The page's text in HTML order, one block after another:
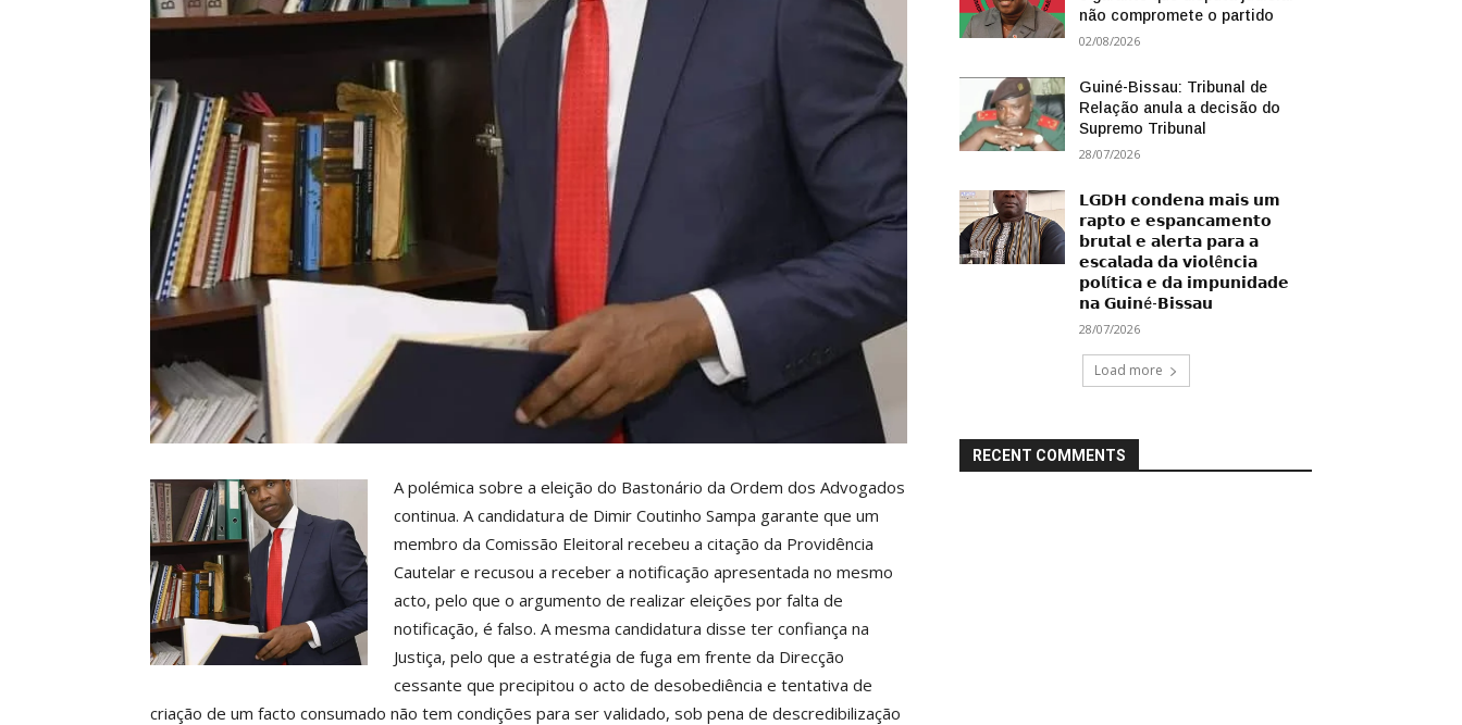
A polémica sobre a eleição do Bastonário da Ordem dos Advogados
continua. A candidatura de Dimir Coutinho Sampa garante que um
membro da Comissão Eleitoral recebeu a citação da Providência
Cautelar e recusou a receber a notificação apresentada no mesmo
acto, pelo que o argumento de realizar eleições por falta de
notificação, é falso. A mesma candidatura disse ter confiança na
Justiça, pelo que a estratégia de fuga em frente da Direcção
cessante que precipitou o acto de desobediência e tentativa de
criação de um facto consumado não tem condições para ser validado, sob pena de descredibilização
não compromete o partido
02/08/2026
Guiné-Bissau: Tribunal de
Relação anula a decisão do
Supremo Tribunal
28/07/2026
𝗟𝗚𝗗𝗛 𝗰𝗼𝗻𝗱𝗲𝗻𝗮 𝗺𝗮𝗶𝘀 𝘂𝗺
𝗿𝗮𝗽𝘁𝗼 𝗲 𝗲𝘀𝗽𝗮𝗻𝗰𝗮𝗺𝗲𝗻𝘁𝗼
𝗯𝗿𝘂𝘁𝗮𝗹 𝗲 𝗮𝗹𝗲𝗿𝘁𝗮 𝗽𝗮𝗿𝗮 𝗮
𝗲𝘀𝗰𝗮𝗹𝗮𝗱𝗮 𝗱𝗮 𝘃𝗶𝗼𝗹ê𝗻𝗰𝗶𝗮
𝗽𝗼𝗹í𝘁𝗶𝗰𝗮 𝗲 𝗱𝗮 𝗶𝗺𝗽𝘂𝗻𝗶𝗱𝗮𝗱𝗲
𝗻𝗮 𝗚𝘂𝗶𝗻é-𝗕𝗶𝘀𝘀𝗮𝘂
28/07/2026
Load more
RECENT COMMENTS